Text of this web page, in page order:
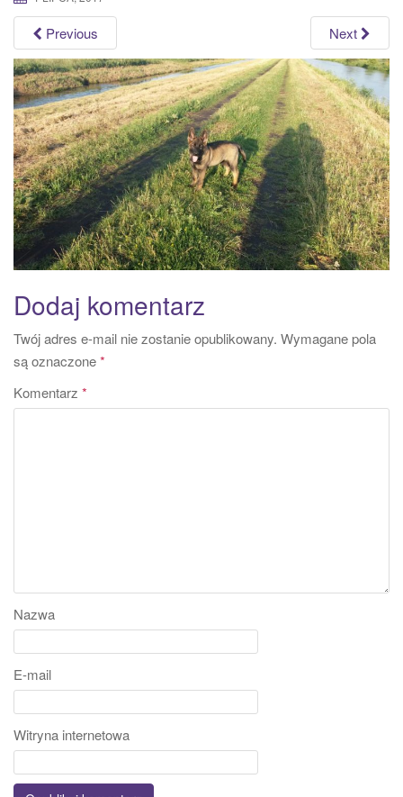
a
t
i
o
n
Previous Next
Dodaj komentarz
Twój adres e-mail nie zostanie opublikowany. Wymagane pola
są oznaczone*
Komentarz *
Nazwa
E-mail
Witryna internetowa